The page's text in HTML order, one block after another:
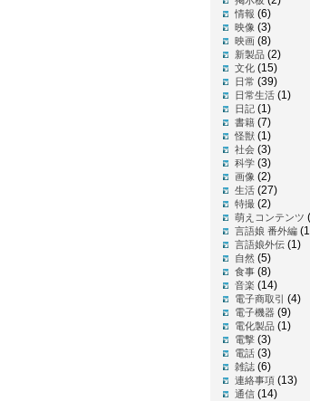
情報 (6)
映像 (3)
映画 (8)
新製品 (2)
文化 (15)
日常 (39)
日常生活 (1)
日記 (1)
書籍 (7)
怪獣 (1)
社会 (3)
科学 (3)
画像 (2)
生活 (27)
特撮 (2)
萌えコンテンツ
言語娘 番外編
言語娘外伝 (1)
自然 (5)
食事 (8)
音楽 (14)
電子商取引 (4)
電子機器 (9)
電化製品 (1)
電撃 (3)
電話 (3)
雑誌 (6)
連絡事項 (13)
通信 (14)